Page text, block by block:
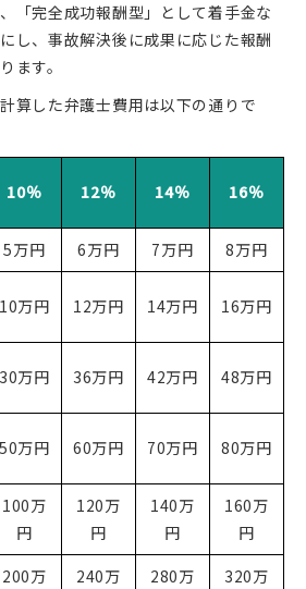
「完全成功報酬型」として着手金な
し、事故解決後に成果に応じた報酬
ます。
算した弁護士費用は以下の通りで
10％ 12％ 14％ 16％
5万円 6万円 7万円
8万円
10万円 12万円 14万円 16万円
30万円 36万円 42万円 48万円
50万円 60万円 70万円 80万円
100万
円
120万
円
140万
円
160万
円
200万
240万
280万
320万